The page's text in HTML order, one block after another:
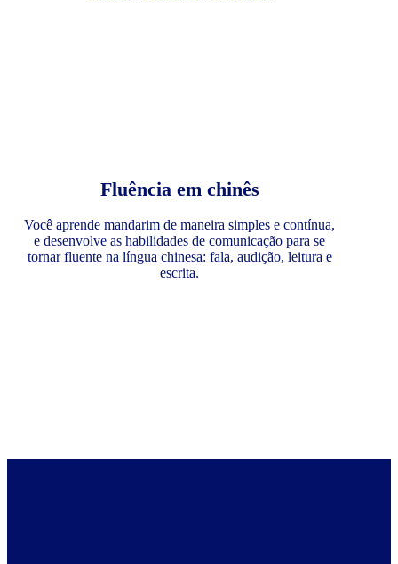
Fluência em chinês
Você aprende mandarim de maneira simples e contínua,
e desenvolve as habilidades de comunicação para se
tornar fluente na língua chinesa: fala, audição, leitura e
escrita.